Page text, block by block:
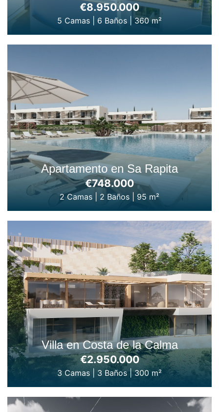
€8.950.000
5 Camas 6 Baños |360 m²
Apartamento en Sa Rapita
€748.000
2 Camas 2 Baños 95 m²
Villa en Costa de la Calma
€2.950.000
3 Camas 3 Baños|300 m²